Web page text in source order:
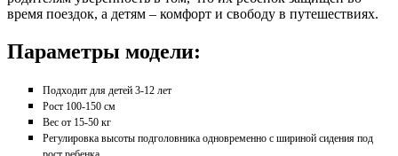
время поездок, а детям – комфорт и свободу в путешествиях.
Параметры модели:
Подходит для детей 3-12 лет
Рост 100-150 см
Вес от 15-50 кг
Регулировка высоты подголовника одновременно с шириной сидения под